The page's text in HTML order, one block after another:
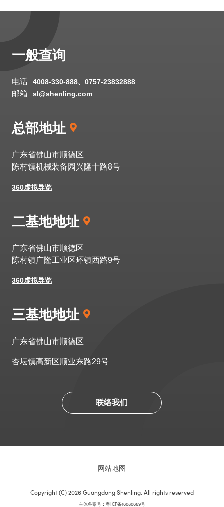
一般查询
电话 4008-330-888、0757-23832888
邮箱 sl@shenling.com
总部地址
广东省佛山市顺德区
陈村镇机械装备园兴隆十路8号
360虚拟导览
二基地地址
广东省佛山市顺德区
陈村镇广隆工业区环镇西路9号
360虚拟导览
三基地地址
广东省佛山市顺德区
杏坛镇高新区顺业东路29号
联络我们
Copyright (C) 2026 Guangdong Shenling. All rights reserved
主体备案号：粤ICP备16080669号
网站地图